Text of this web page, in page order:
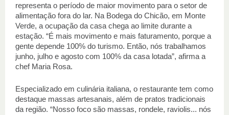
representa o período de maior movimento para o setor de
alimentação fora do lar. Na Bodega do Chicão, em Monte
Verde, a ocupação da casa chega ao limite durante a
estação. “É mais movimento e mais faturamento, porque a
gente depende 100% do turismo. Então, nós trabalhamos
junho, julho e agosto com 100% da casa lotada”, afirma a
chef Maria Rosa.
Especializado em culinária italiana, o restaurante tem como
destaque massas artesanais, além de pratos tradicionais
da região. “Nosso foco são massas, rondele, raviolis... nós